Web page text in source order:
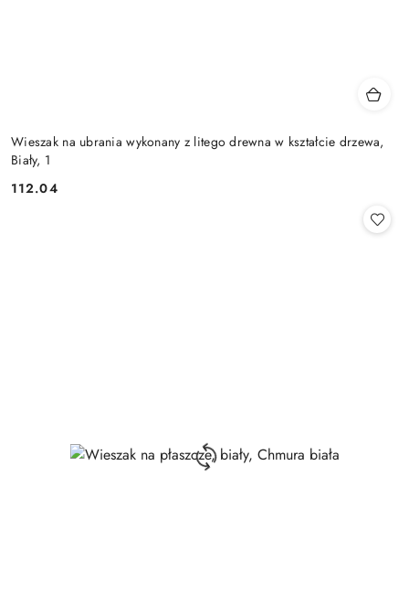
Wieszak na ubrania wykonany z litego drewna w kształcie drzewa,
Biały, 1
Cena:
112.04